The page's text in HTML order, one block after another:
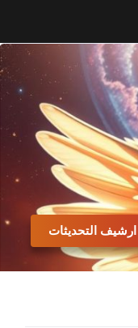
ارشيف التحديثات